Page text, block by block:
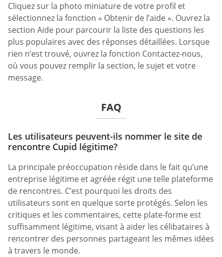
Cliquez sur la photo miniature de votre profil et
sélectionnez la fonction « Obtenir de l’aide ». Ouvrez la
section Aide pour parcourir la liste des questions les
plus populaires avec des réponses détaillées. Lorsque
rien n’est trouvé, ouvrez la fonction Contactez-nous,
où vous pouvez remplir la section, le sujet et votre
message.
FAQ
Les utilisateurs peuvent-ils nommer le site de
rencontre Cupid légitime?
La principale préoccupation réside dans le fait qu’une
entreprise légitime et agréée régit une telle plateforme
de rencontres. C’est pourquoi les droits des
utilisateurs sont en quelque sorte protégés. Selon les
critiques et les commentaires, cette plate-forme est
suffisamment légitime, visant à aider les célibataires à
rencontrer des personnes partageant les mêmes idées
à travers le monde.